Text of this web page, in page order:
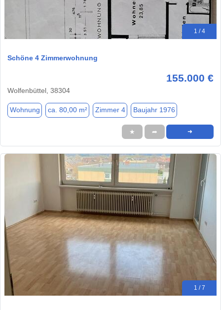
1 / 4
Schöne 4 Zimmerwohnung
155.000 €
Wolfenbüttel, 38304
Wohnung ca. 80,00 m² Zimmer 4 Baujahr 1976
★ ➦ ➜
1 / 7